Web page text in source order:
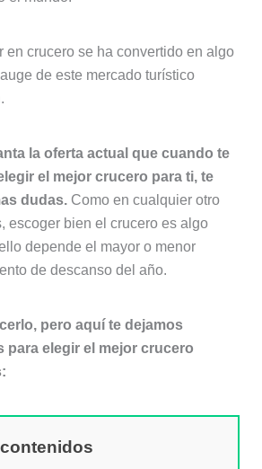
en crucero se ha convertido en algo
de este mercado turístico
la oferta actual que cuando te
el mejor crucero para ti, te
dudas.Como en cualquier otro
escoger bien el crucero es algo
depende el mayor o menor
de descanso del año.
pero aquí te dejamos
para elegir el mejor crucero